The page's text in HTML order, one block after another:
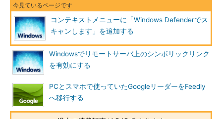
値の
名前
Icon
種類
文字列値（REG_SZ）
値の
デー
タ
%ProgramFiles%\\Windows Defender\\EppManifest.dll
キー
HKEY_CLASSES_ROOT\*\shell\WindowsDefender\Command
値の
名前
(既定)
コンテキストメニューに「Windows Defenderでス
キャンします」を追加する
Windowsでリモートサーバ上のシンボリックリンク
を有効にする
PCとスマホで使っていたGoogleリーダーをFeedly
へ移行する